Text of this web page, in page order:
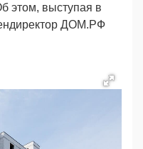
этом, выступая в
ДОМ.РФ